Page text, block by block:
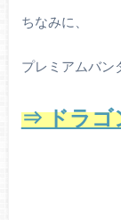
ちなみに、
プレミアムバン
⇒ ドラゴ